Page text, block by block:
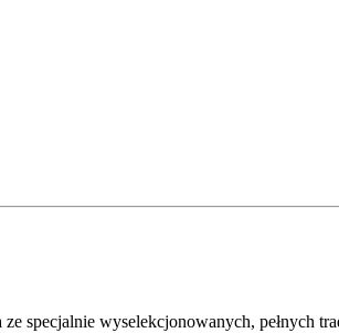
specjalnie wyselekcjonowanych, pełnych